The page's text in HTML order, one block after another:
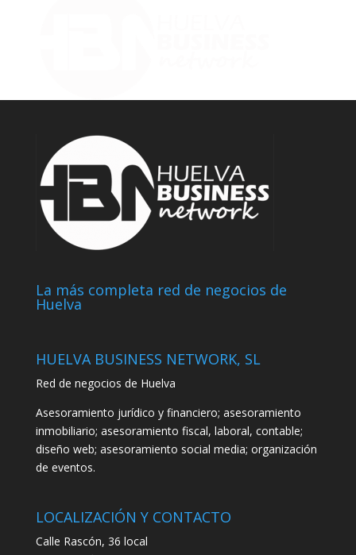
La más completa red de negocios de
Huelva
HUELVA BUSINESS NETWORK, SL
Red de negocios de Huelva
Asesoramiento jurídico y financiero; asesoramiento
inmobiliario; asesoramiento fiscal, laboral, contable;
diseño web; asesoramiento social media; organización
de eventos.
LOCALIZACIÓN Y CONTACTO
Calle Rascón, 36 local